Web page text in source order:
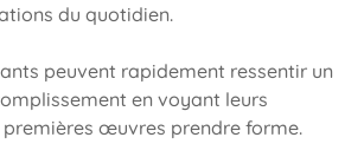
du quotidien.
peuvent rapidement ressentir un
en voyant leurs
œuvres prendre forme.